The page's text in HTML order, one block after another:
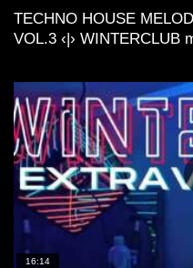
TECHNO HOUSE
VOL.3 ‹|› WINTERCLUB
16:14